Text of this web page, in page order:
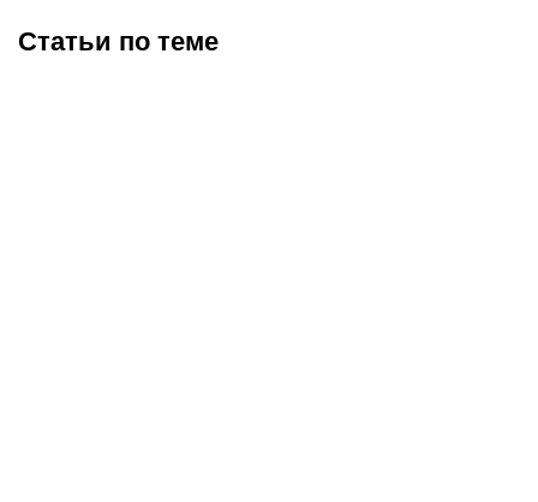
Статьи по теме